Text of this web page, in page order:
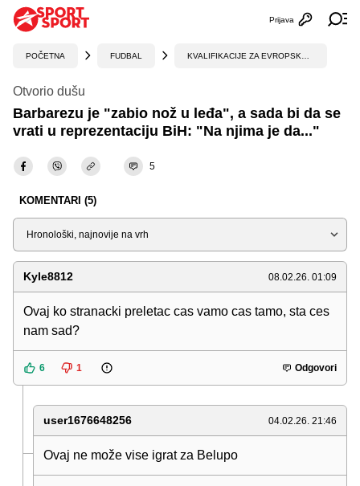
Otvori
Prijava
POČETNA FUDBAL
Otvorio dušu
Barbarezu je "zabio nož u leđa", a sada bi da se
vrati u reprezentaciju BiH: "Na njima je da..."
5
KOMENTARI (5)
Sortiraj
Kyle8812 08.02.26. 01:09
Ovaj ko stranacki preletac cas vamo cas tamo, sta ces
nam sad?
6 1 Odgovori
user1676648256 04.02.26. 21:46
Ovaj ne može vise igrat za Belupo